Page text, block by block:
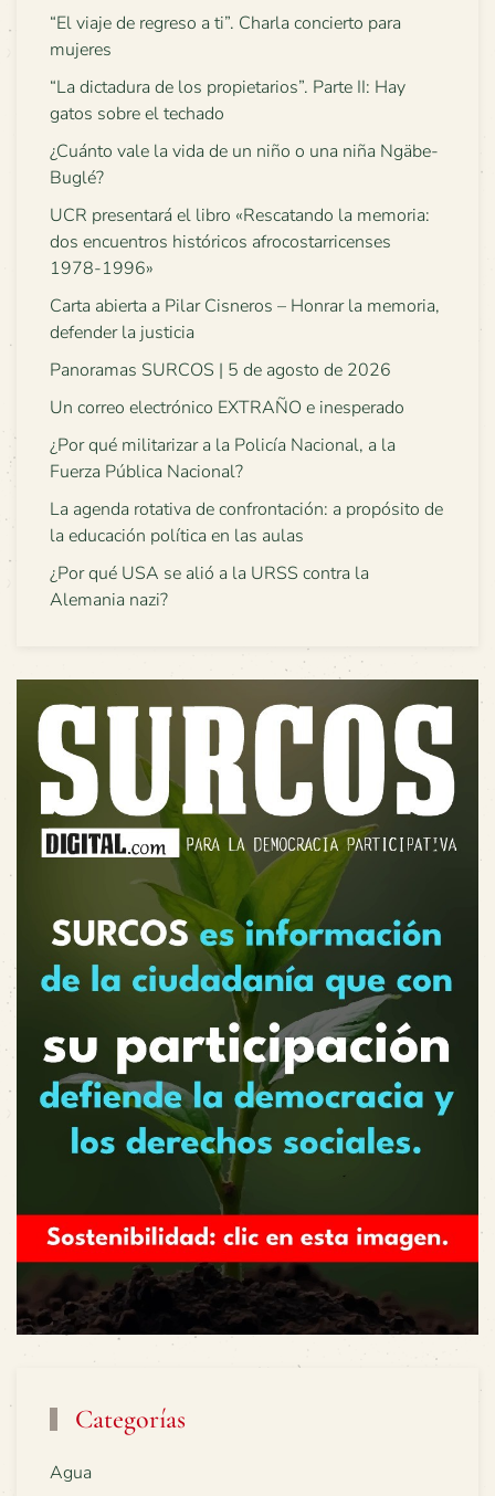
“El viaje de regreso a ti”. Charla concierto para
mujeres
“La dictadura de los propietarios”. Parte II: Hay
gatos sobre el techado
¿Cuánto vale la vida de un niño o una niña Ngäbe-
Buglé?
UCR presentará el libro «Rescatando la memoria:
dos encuentros históricos afrocostarricenses
1978-1996»
Carta abierta a Pilar Cisneros – Honrar la memoria,
defender la justicia
Panoramas SURCOS | 5 de agosto de 2026
Un correo electrónico EXTRAÑO e inesperado
¿Por qué militarizar a la Policía Nacional, a la
Fuerza Pública Nacional?
La agenda rotativa de confrontación: a propósito de
la educación política en las aulas
¿Por qué USA se alió a la URSS contra la
Alemania nazi?
Categorías
Agua